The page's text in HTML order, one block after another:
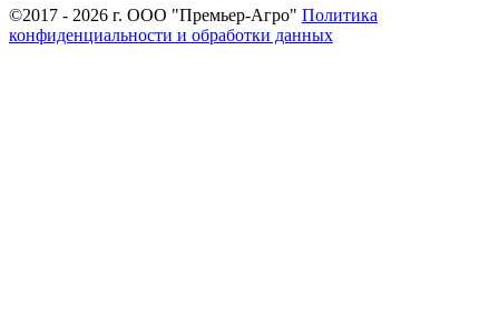
©2017 - 2026 г. ООО "Премьер-Агро" Политика
конфиденциальности и обработки данных